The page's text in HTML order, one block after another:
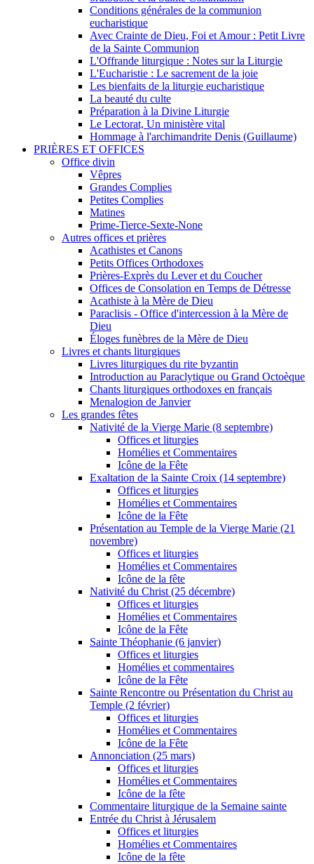
Conditions générales de la communion
eucharistique
Avec Crainte de Dieu, Foi et Amour : Petit Livre
de la Sainte Communion
L'Offrande liturgique : Notes sur la Liturgie
L'Eucharistie : Le sacrement de la joie
Les bienfaits de la liturgie eucharistique
La beauté du culte
Préparation à la Divine Liturgie
Le Lectorat, Un ministère vital
Hommage à l'archimandrite Denis (Guillaume)
PRIÈRES ET OFFICES
Office divin
Vêpres
Grandes Complies
Petites Complies
Matines
Prime-Tierce-Sexte-None
Autres offices et prières
Acathistes et Canons
Petits Offices Orthodoxes
Prières-Exprès du Lever et du Coucher
Offices de Consolation en Temps de Détresse
Acathiste à la Mère de Dieu
Paraclisis - Office d'intercession à la Mère de
Dieu
Éloges funèbres de la Mère de Dieu
Livres et chants liturgiques
Livres liturgiques du rite byzantin
Introduction au Paraclytique ou Grand Octoèque
Chants liturgiques orthodoxes en français
Menalogion de Janvier
Les grandes fêtes
Nativité de la Vierge Marie (8 septembre)
Offices et liturgies
Homélies et Commentaires
Icône de la Fête
Exaltation de la Sainte Croix (14 septembre)
Offices et liturgies
Homélies et Commentaires
Icône de la Fête
Présentation au Temple de la Vierge Marie (21
novembre)
Offices et liturgies
Homélies et Commentaires
Icône de la fête
Nativité du Christ (25 décembre)
Offices et liturgies
Homélies et Commentaires
Icône de la Fête
Sainte Théophanie (6 janvier)
Offices et liturgies
Homélies et commentaires
Icône de la Fête
Sainte Rencontre ou Présentation du Christ au
Temple (2 février)
Offices et liturgies
Homélies et Commentaires
Icône de la Fête
Annonciation (25 mars)
Offices et liturgies
Homélies et Commentaires
Icône de la fête
Commentaire liturgique de la Semaine sainte
Entrée du Christ à Jérusalem
Offices et liturgies
Homélies et Commentaires
Icône de la fête